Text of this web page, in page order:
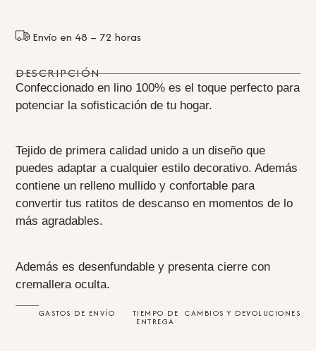
Envío en 48 – 72 horas
DESCRIPCIÓN
Confeccionado en lino 100% es el toque perfecto para
potenciar la sofisticación de tu hogar.
Tejido de primera calidad unido a un diseño que
puedes adaptar a cualquier estilo decorativo. Además
contiene un relleno mullido y confortable para
convertir tus ratitos de descanso en momentos de lo
más agradables.
Además es desenfundable y presenta cierre con
cremallera oculta.
GASTOS DE ENVÍO TIEMPO DE
ENTREGA
CAMBIOS Y DEVOLUCIONES